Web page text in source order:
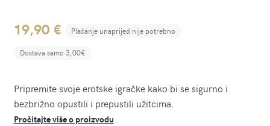
19,90 € Plaćanje unaprijed nije potrebno
Dostava samo 3,00€
Pripremite svoje erotske igračke kako bi se sigurno i
bezbrižno opustili i prepustili užitcima.
Pročitajte više o proizvodu